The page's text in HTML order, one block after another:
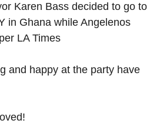
Karen Bass decided to go to
in Ghana while Angelenos
LA Times
and happy at the party have